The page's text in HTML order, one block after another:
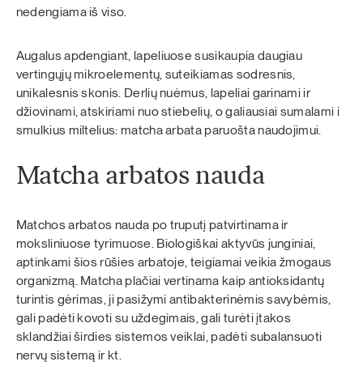
nedengiama iš viso.
Augalus apdengiant, lapeliuose susikaupia daugiau
vertingųjų mikroelementų, suteikiamas sodresnis,
unikalesnis skonis. Derlių nuėmus, lapeliai garinami ir
džiovinami, atskiriami nuo stiebelių, o galiausiai sumalami i
smulkius miltelius: matcha arbata paruošta naudojimui.
Matcha arbatos nauda
Matchos arbatos nauda po truputį patvirtinama ir
moksliniuose tyrimuose. Biologiškai aktyvūs junginiai,
aptinkami šios rūšies arbatoje, teigiamai veikia žmogaus
organizmą. Matcha plačiai vertinama kaip antioksidantų
turintis gėrimas, ji pasižymi antibakterinėmis savybėmis,
gali padėti kovoti su uždegimais, gali turėti įtakos
sklandžiai širdies sistemos veiklai, padėti subalansuoti
nervų sistemą ir kt.